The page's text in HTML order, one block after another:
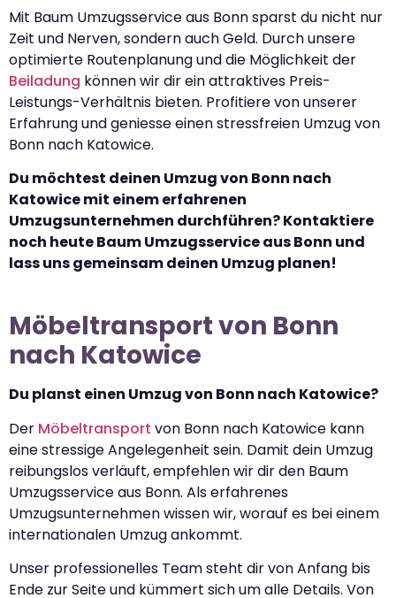
Mit Baum Umzugsservice aus Bonn sparst du nicht nur
Zeit und Nerven, sondern auch Geld. Durch unsere
optimierte Routenplanung und die Möglichkeit der
Beiladung können wir dir ein attraktives Preis-
Leistungs-Verhältnis bieten. Profitiere von unserer
Erfahrung und geniesse einen stressfreien Umzug von
Bonn nach Katowice.
Du möchtest deinen Umzug von Bonn nach
Katowice mit einem erfahrenen
Umzugsunternehmen durchführen? Kontaktiere
noch heute Baum Umzugsservice aus Bonn und
lass uns gemeinsam deinen Umzug planen!
Möbeltransport von Bonn
nach Katowice
Du planst einen Umzug von Bonn nach Katowice?
Der Möbeltransport von Bonn nach Katowice kann
eine stressige Angelegenheit sein. Damit dein Umzug
reibungslos verläuft, empfehlen wir dir den Baum
Umzugsservice aus Bonn. Als erfahrenes
Umzugsunternehmen wissen wir, worauf es bei einem
internationalen Umzug ankommt.
Unser professionelles Team steht dir von Anfang bis
Ende zur Seite und kümmert sich um alle Details. Von